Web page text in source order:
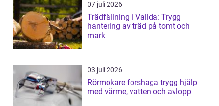
07 juli 2026
Trädfällning i Vallda: Trygg
hantering av träd på tomt och
mark
03 juli 2026
Rörmokare forshaga trygg hjälp
med värme, vatten och avlopp